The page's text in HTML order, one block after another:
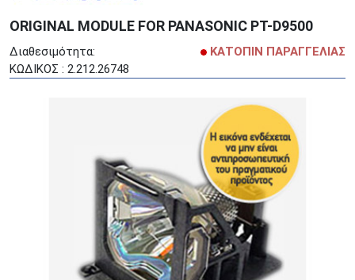
ORIGINAL MODULE FOR PANASONIC PT-D9500
Διαθεσιμότητα:
ΚΑΤΟΠΙΝ ΠΑΡΑΓΓΕΛΙΑΣ
ΚΩΔΙΚΟΣ : 2.212.26748